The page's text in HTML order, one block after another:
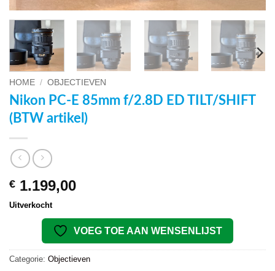
HOME / OBJECTIEVEN
Nikon PC-E 85mm f/2.8D ED TILT/SHIFT
(BTW artikel)
€ 1.199,00
Uitverkocht
VOEG TOE AAN WENSENLIJST
Categorie: Objectieven